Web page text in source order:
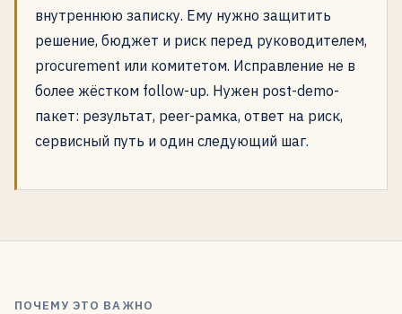
внутреннюю записку. Ему нужно защитить
решение, бюджет и риск перед руководителем,
procurement или комитетом. Исправление не в
более жёстком follow-up. Нужен post-demo-
пакет: результат, peer-рамка, ответ на риск,
сервисный путь и один следующий шаг.
ПОЧЕМУ ЭТО ВАЖНО